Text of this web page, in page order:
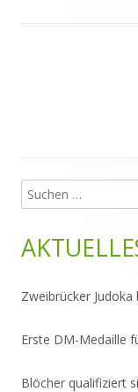
Haupt-
Suchen
nach:
Zweibrücker
Erste DM-Medaille
Blöcher qualifiziert